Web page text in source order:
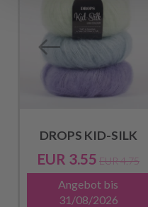
DROPS KID-SILK
EUR 3.55 EUR 4.75
Angebot bis
31/08/2026